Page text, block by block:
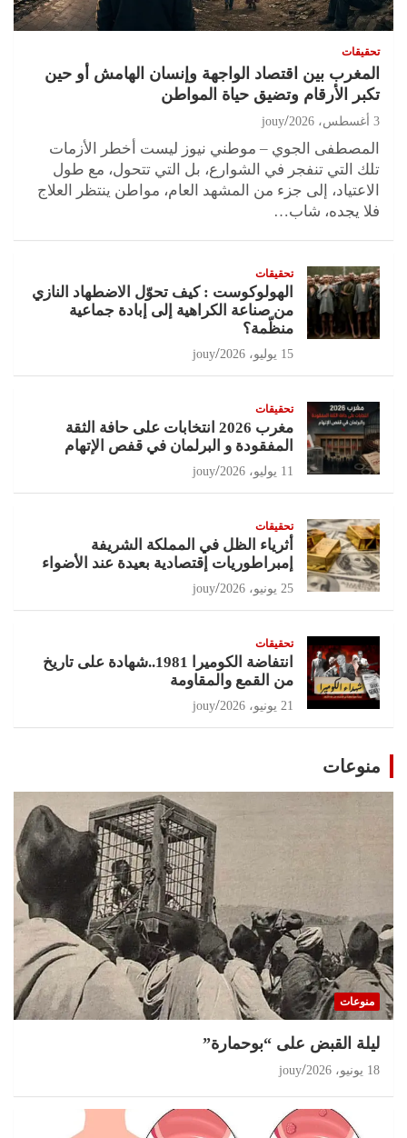
تحقيقات
المغرب بين اقتصاد الواجهة وإنسان الهامش أو حين
تكبر الأرقام وتضيق حياة المواطن
3 أغسطس، 2026 jouy
المصطفى الجوي – موطني نيوز ليست أخطر الأزمات
تلك التي تنفجر في الشوارع، بل التي تتحول، مع طول
الاعتياد، إلى جزء من المشهد العام، مواطن ينتظر العلاج
فلا يجده، شاب…
تحقيقات
الهولوكوست : كيف تحوّل الاضطهاد النازي
من صناعة الكراهية إلى إبادة جماعية
منظّمة؟
15 يوليو، 2026 jouy
تحقيقات
مغرب 2026 انتخابات على حافة الثقة
المفقودة و البرلمان في قفص الإتهام
11 يوليو، 2026 jouy
تحقيقات
أثرياء الظل في المملكة الشريفة
إمبراطوريات إقتصادية بعيدة عند الأضواء
25 يونيو، 2026 jouy
تحقيقات
انتفاضة الكوميرا 1981..شهادة على تاريخ
من القمع والمقاومة
21 يونيو، 2026 jouy
منوعات
منوعات
ليلة القبض على “بوحمارة”
18 يونيو، 2026 jouy